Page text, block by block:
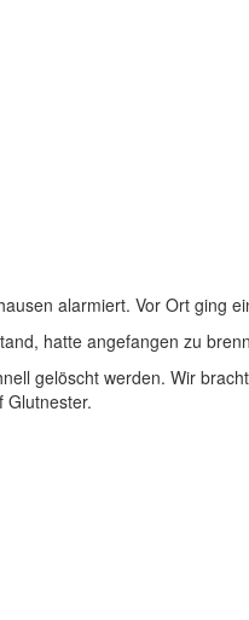
alarmiert. Vor Ort ging
hatte angefangen zu
gelöscht werden. Wir
Glutnester.